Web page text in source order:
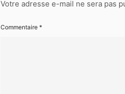
Votre adresse e-mail ne sera pas
Commentaire *